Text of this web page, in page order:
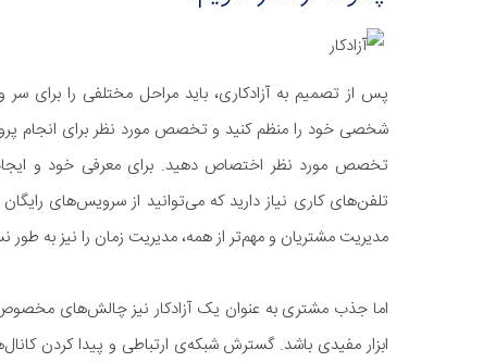
پس از تصمیم به آزادکاری، باید مراحل مختلفی را برای
شخصی خود را منظم کنید و تخصص مورد نظر برای انجام
تخصص مورد نظر اختصاص دهید. برای معرفی خود و
تلفن‌های کاری نیاز دارید که می‌توانید از سرویس‌های
مدیریت مشتریان و مهم‌تر از همه، مدیریت زمان را نیز به طور
اما جذب مشتری به عنوان یک آزادکار نیز چالش‌های مخصوص
ابزار مفیدی باشد. گسترش شبکه‌ی ارتباطی و پیدا کردن